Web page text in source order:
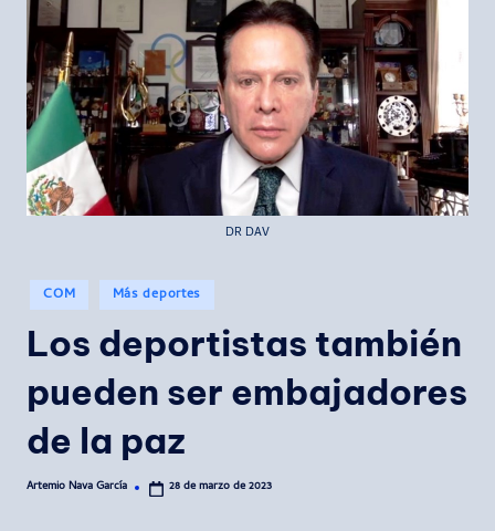
i
c
o
s
DR DAV
Publicado
en
COM Más deportes
Los deportistas también
pueden ser embajadores
de la paz
Publicado
Artemio Nava García 28 de marzo de 2023